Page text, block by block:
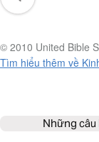
© 2010 United Bible
Tìm hiểu thêm về
Những câu